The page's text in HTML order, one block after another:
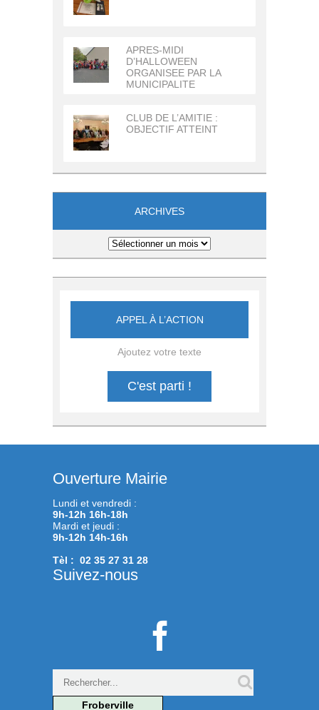
APRES-MIDI
D’HALLOWEEN
ORGANISEE PAR LA
MUNICIPALITE
CLUB DE L’AMITIE :
OBJECTIF ATTEINT
ARCHIVES
APPEL À L’ACTION
Ajoutez votre texte
C'est parti !
Ouverture Mairie
Lundi et vendredi :
9h-12h 16h-18h
Mardi et jeudi :
9h-12h 14h-16h
Tèl : 02 35 27 31 28
Suivez-nous

Froberville